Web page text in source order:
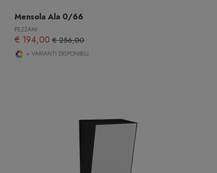
Mensola Ala 0/66
PEZZANI
€ 194,00 € 256,00
+ VARIANTI DISPONIBILI